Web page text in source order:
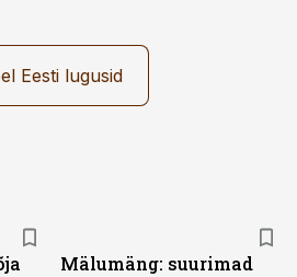
Eesti lugusid
Mälumäng: suurimad